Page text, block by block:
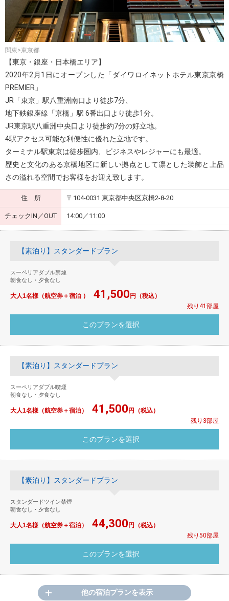
関東>東京都
【東京・銀座・日本橋エリア】
2020年2月1日にオープンした「ダイワロイネットホテル東京京橋
PREMIER」
JR「東京」駅八重洲南口より徒歩7分、
地下鉄銀座線「京橋」駅 6番出口より徒歩1分。
JR東京駅八重洲中央口より徒歩約7分の好立地。
4駅アクセス可能な利便性に優れた立地です。
ターミナル駅東京は徒歩圏内、ビジネスやレジャーにも最適。
歴史と文化のある京橋地区に新しい拠点として凛とした装飾と上品
さの溢れる空間でお客様をお迎え致します。
住 所 〒104-0031 東京都中央区京橋2-8-20
チェックIN／OUT 14:00／11:00
【素泊り】スタンダードプラン
スーペリアダブル禁煙
朝食なし・夕食なし
大人1名様（航空券＋宿泊 ） 41,500円（税込）
残り41部屋
【素泊り】スタンダードプラン
スーペリアダブル喫煙
朝食なし・夕食なし
大人1名様（航空券＋宿泊） 41,500円（税込）
残り3部屋
【素泊り】スタンダードプラン
スタンダードツイン禁煙
朝食なし・夕食なし
大人1名様（航空券＋宿泊） 44,300円（税込）
残り50部屋
他の宿泊プランを表示